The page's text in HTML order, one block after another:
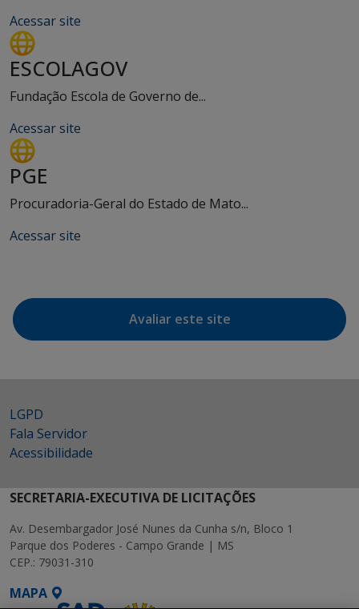
Acessar site
ESCOLAGOV
Fundação Escola de Governo de...
Acessar site
PGE
Procuradoria-Geral do Estado de Mato...
Acessar site
Avaliar este site
LGPD
Fala Servidor
Acessibilidade
SECRETARIA-EXECUTIVA DE LICITAÇÕES
Av. Desembargador José Nunes da Cunha s/n, Bloco 1
Parque dos Poderes - Campo Grande | MS
CEP.: 79031-310
MAPA